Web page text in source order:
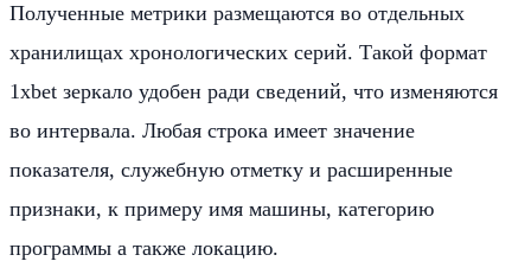
Полученные метрики размещаются во отдельных
хранилищах хронологических серий. Такой формат
1xbet зеркало удобен ради сведений, что изменяются
во интервала. Любая строка имеет значение
показателя, служебную отметку и расширенные
признаки, к примеру имя машины, категорию
программы а также локацию.